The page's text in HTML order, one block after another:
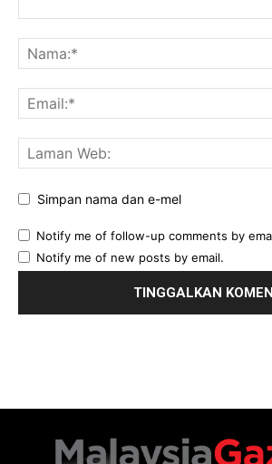
Simpan nama dan e-mel
Notify me of follow-up comments by
Notify me of new posts by email.